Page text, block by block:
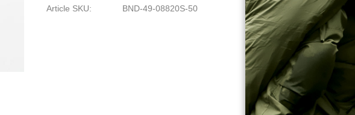
Article SKU
BND-49-08820S-50